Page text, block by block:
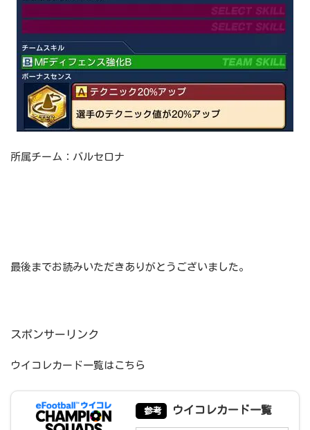
所属チーム：バルセロナ
最後までお読みいただきありがとうございました。
スポンサーリンク
ウイコレカード一覧はこちら
参考 ウイコレカード一覧